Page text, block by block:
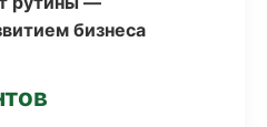
бизнеса